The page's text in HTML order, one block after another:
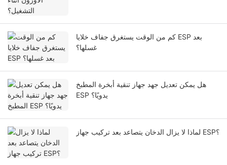
كم من الوقت يستغرق جفاف خلايا ESP بعد
غسلها؟
هل يمكن تعديل جهد جهاز تنقية أبخرة المطبخ
ESP يدويًا؟
لماذا لا يزال الدخان يتصاعد بعد تركيب جهاز ESP؟